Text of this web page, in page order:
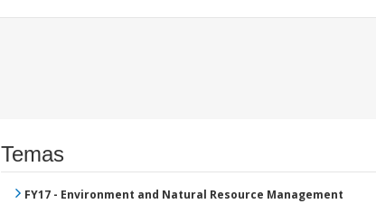
Temas
FY17 - Environment and Natural Resource Management